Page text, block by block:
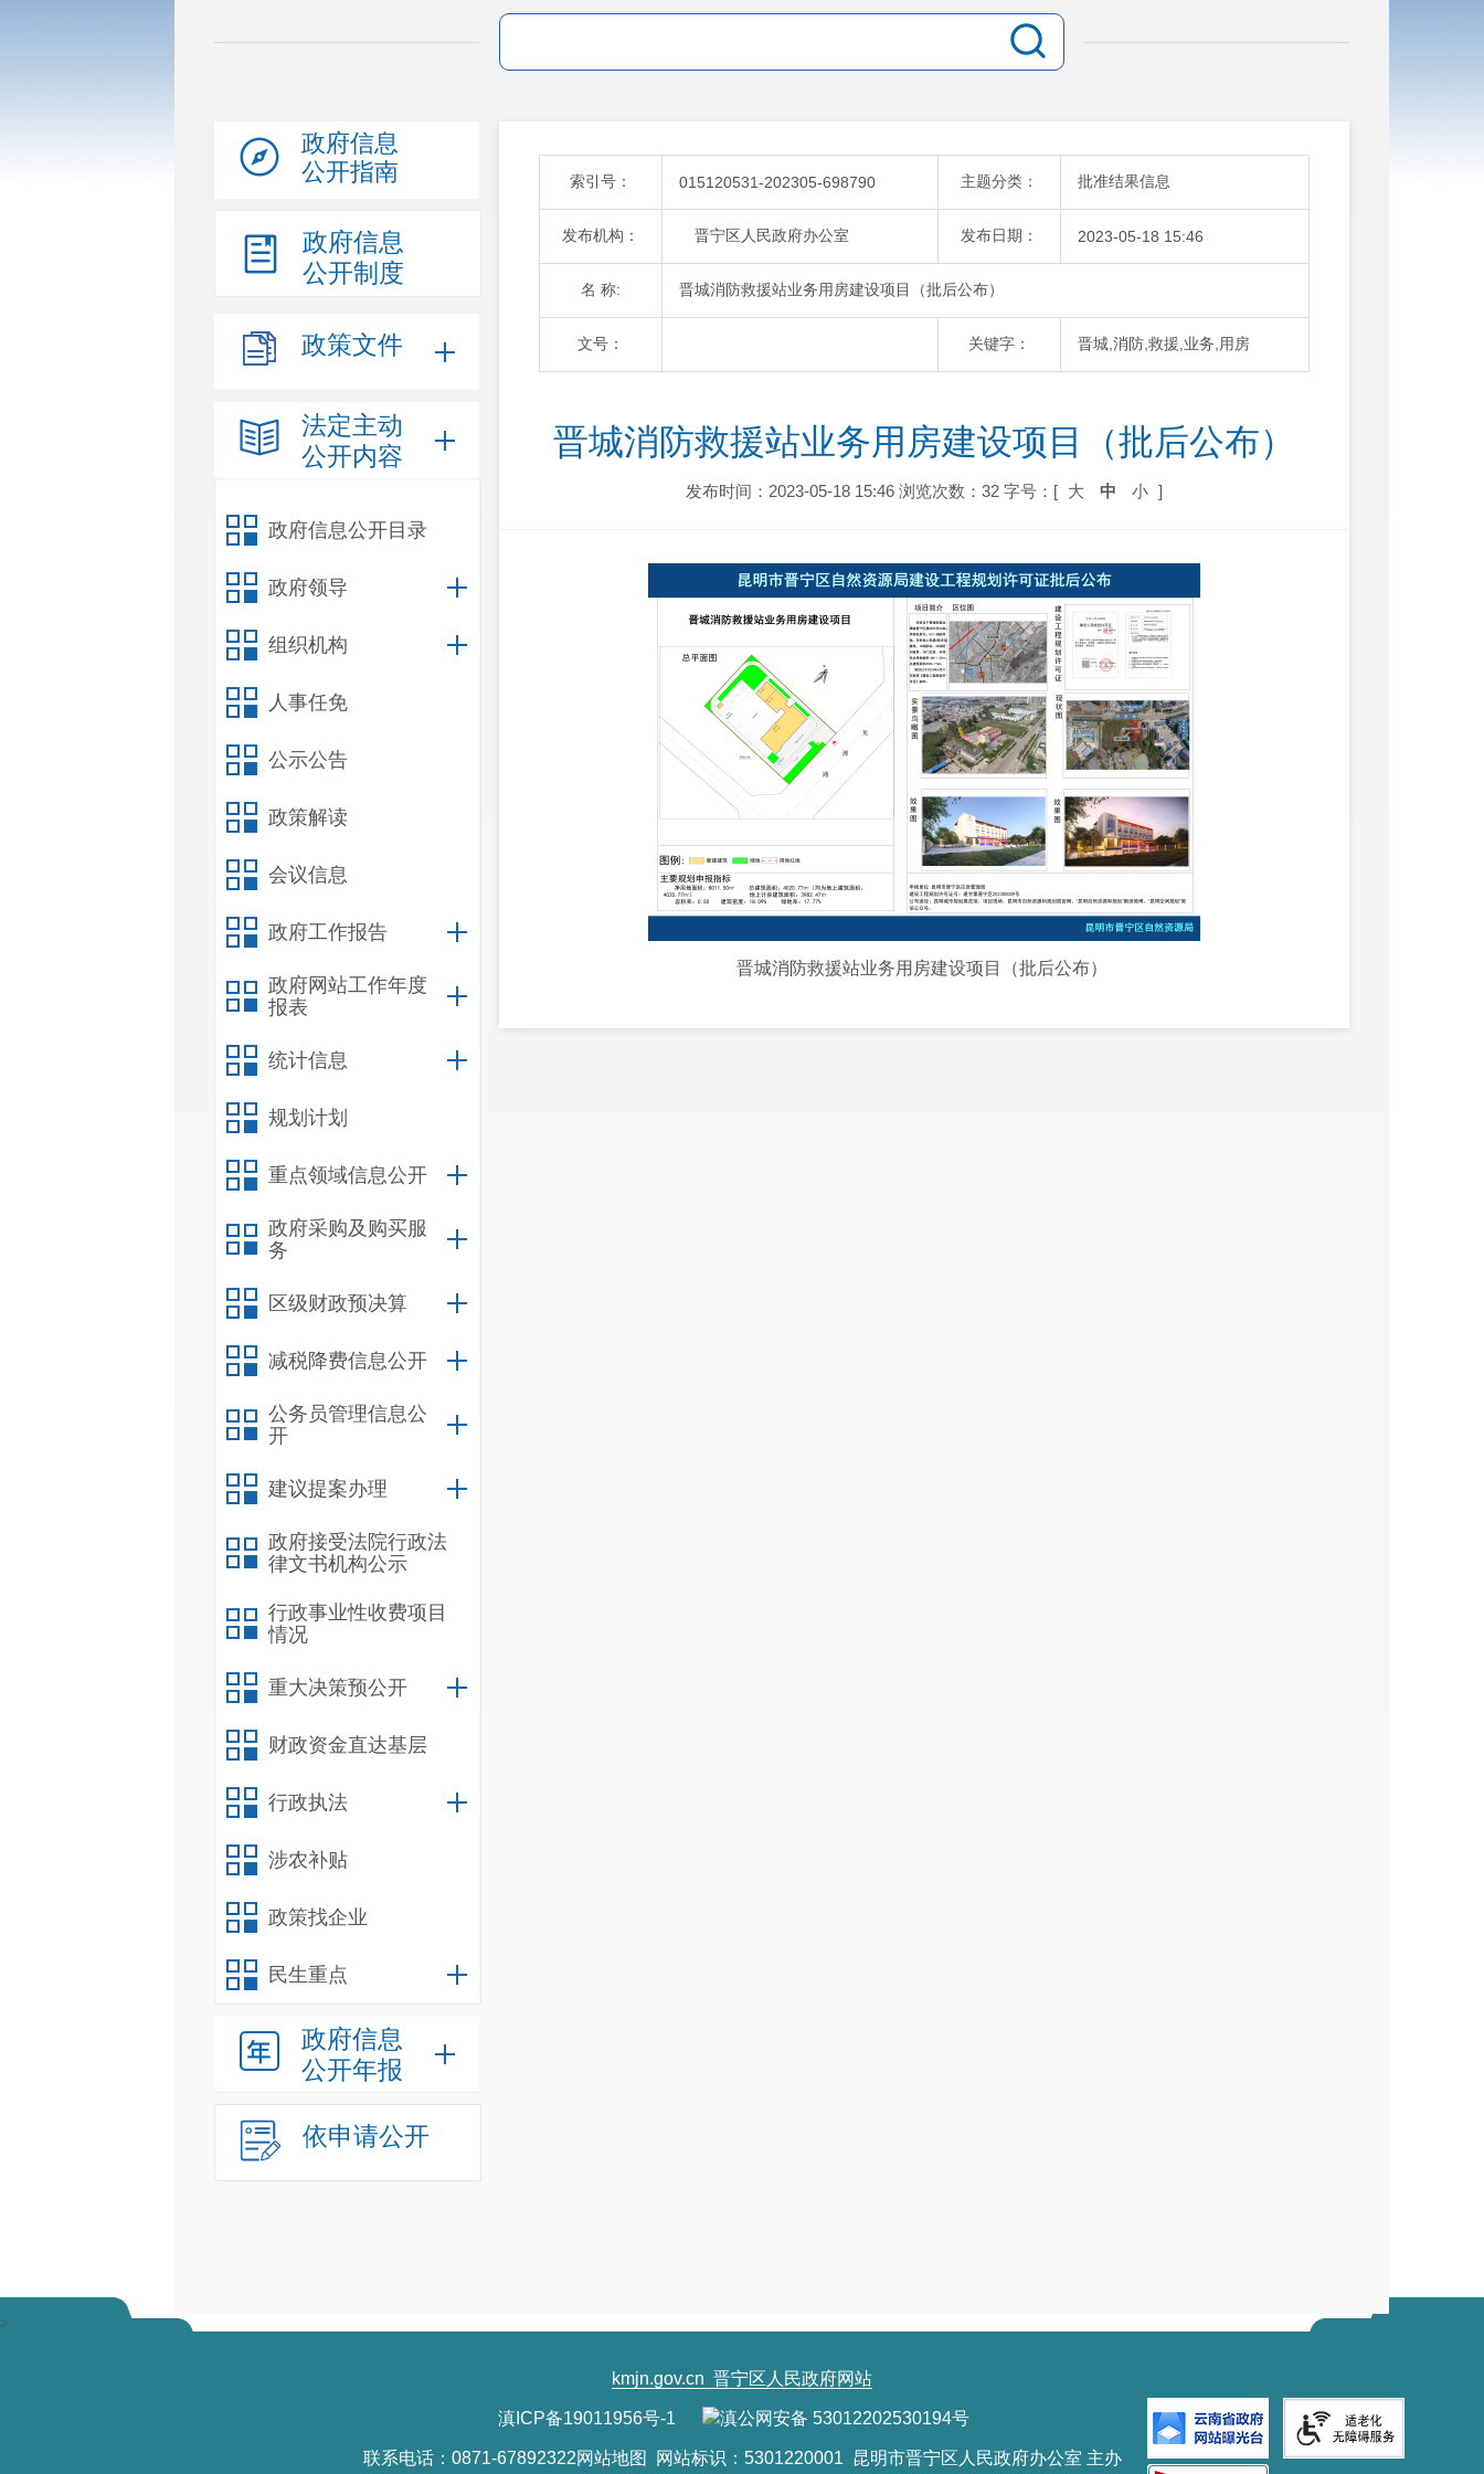
政府信息
公开指南
政府信息
公开制度
政策文件
法定主动
公开内容
政府信息公开目录
政府领导
组织机构
人事任免
公示公告
政策解读
会议信息
政府工作报告
政府网站工作年度
报表
统计信息
规划计划
重点领域信息公开
政府采购及购买服
务
区级财政预决算
减税降费信息公开
公务员管理信息公
开
建议提案办理
政府接受法院行政法
律文书机构公示
行政事业性收费项目
情况
重大决策预公开
财政资金直达基层
行政执法
涉农补贴
政策找企业
民生重点
政府信息
公开年报
依申请公开
索引号： 015120531-202305-698790 主题分类： 批准结果信息
发布机构： 晋宁区人民政府办公室 发布日期： 2023-05-18 15:46
名 称: 晋城消防救援站业务用房建设项目（批后公布）
文号： 关键字： 晋城,消防,救援,业务,用房
晋城消防救援站业务用房建设项目（批后公布）
发布时间：2023-05-18 15:46 浏览次数：32 字号：[ 大 中 小 ]
晋城消防救援站业务用房建设项目（批后公布）
>
kmjn.gov.cn 晋宁区人民政府网站
滇ICP备19011956号-1 滇公网安备 53012202530194号
联系电话：0871-67892322网站地图 网站标识：5301220001 昆明市晋宁区人民政府办公室 主办